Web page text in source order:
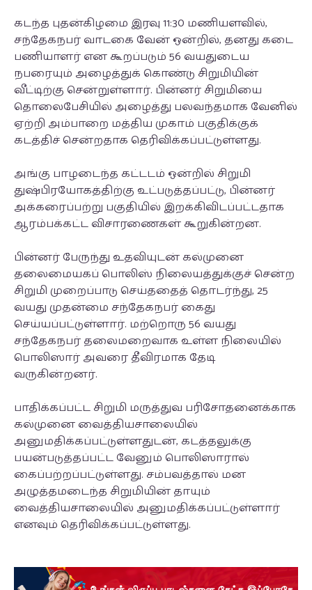
கடந்த புதன்கிழமை இரவு 11:30 மணியளவில்,
சந்தேகநபர் வாடகை வேன் ஒன்றில், தனது கடை
பணியாளர் என கூறப்படும் 56 வயதுடைய
நபரையும் அழைத்துக் கொண்டு சிறுமியின்
வீட்டிற்கு சென்றுள்ளார். பின்னர் சிறுமியை
தொலைபேசியில் அழைத்து பலவந்தமாக வேனில்
ஏற்றி அம்பாறை மத்திய முகாம் பகுதிக்குக்
கடத்திச் சென்றதாக தெரிவிக்கப்பட்டுள்ளது.
அங்கு பாழடைந்த கட்டடம் ஒன்றில் சிறுமி
துஷ்பிரயோகத்திற்கு உட்படுத்தப்பட்டு, பின்னர்
அக்கரைப்பற்று பகுதியில் இறக்கிவிடப்பட்டதாக
ஆரம்பக்கட்ட விசாரணைகள் கூறுகின்றன.
பின்னர் பேருந்து உதவியுடன் கல்முனை
தலைமையகப் பொலிஸ் நிலையத்துக்குச் சென்ற
சிறுமி முறைப்பாடு செய்ததைத் தொடர்ந்து, 25
வயது முதன்மை சந்தேகநபர் கைது
செய்யப்பட்டுள்ளார். மற்றொரு 56 வயது
சந்தேகநபர் தலைமறைவாக உள்ள நிலையில்
பொலிஸார் அவரை தீவிரமாக தேடி
வருகின்றனர்.
பாதிக்கப்பட்ட சிறுமி மருத்துவ பரிசோதனைக்காக
கல்முனை வைத்தியசாலையில்
அனுமதிக்கப்பட்டுள்ளதுடன், கடத்தலுக்கு
பயன்படுத்தப்பட்ட வேனும் பொலிஸாரால்
கைப்பற்றப்பட்டுள்ளது. சம்பவத்தால் மன
அழுத்தமடைந்த சிறுமியின் தாயும்
வைத்தியசாலையில் அனுமதிக்கப்பட்டுள்ளார்
எனவும் தெரிவிக்கப்பட்டுள்ளது.